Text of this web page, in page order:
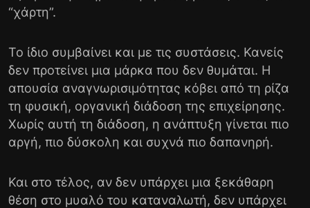
“χάρτη”.
Το ίδιο συμβαίνει και με τις συστάσεις. Κανείς
δεν προτείνει μια μάρκα που δεν θυμάται. Η
απουσία αναγνωρισιμότητας κόβει από τη ρίζα
τη φυσική, οργανική διάδοση της επιχείρησης.
Χωρίς αυτή τη διάδοση, η ανάπτυξη γίνεται πιο
αργή, πιο δύσκολη και συχνά πιο δαπανηρή.
Και στο τέλος, αν δεν υπάρχει μια ξεκάθαρη
θέση στο μυαλό του καταναλωτή, δεν υπάρχει